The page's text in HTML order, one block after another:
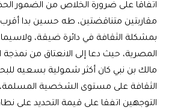
اتفاقا على ضرورة الخلاص من الضمور
مقاربتين متناقضتين، طه حسين بدا أقرب
بمشكلة الثقافة في دائرة ضيقة، ولاسيما
المصرية، حيث دعا إلى الانعتاق من
مالك بن نبي كان أكثر شمولية بسعيه
الثقافة على مستوى الشخصية المسلمة،
التوجهين اتفقا على قيمة التحديد على